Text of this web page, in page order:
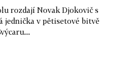
rozdají Novak Djokovič s
jednička v pětisetové bitvě